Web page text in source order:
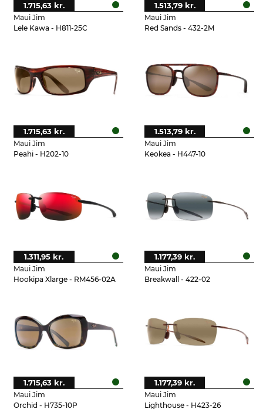
Maui Jim
Lele Kawa - H811-25C
1.715,63 kr.
Maui Jim
Red Sands - 432-2M
1.513,79 kr.
Maui Jim
Peahi - H202-10
1.715,63 kr.
Maui Jim
Keokea - H447-10
1.513,79 kr.
Maui Jim
Hookipa Xlarge - RM456-02A
1.311,95 kr.
Maui Jim
Breakwall - 422-02
1.177,39 kr.
Maui Jim
Orchid - H735-10P
1.715,63 kr.
Maui Jim
Lighthouse - H423-26
1.177,39 kr.